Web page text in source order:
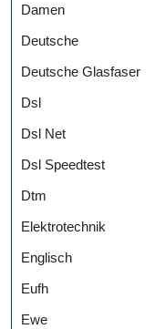
Damen
Deutsche
Deutsche Glasfaser
Dsl
Dsl Net
Dsl Speedtest
Dtm
Elektrotechnik
Englisch
Eufh
Ewe